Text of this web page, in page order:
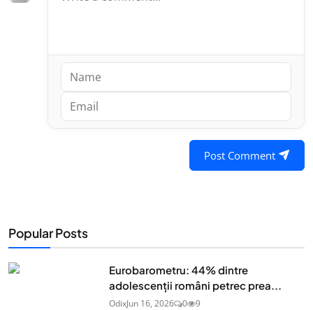
Post Comment
Popular Posts
Eurobarometru: 44% dintre
adolescenţii români petrec prea...
OdixJun 16, 2026 0 9